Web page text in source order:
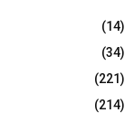
(14)
(34)
(221)
(214)